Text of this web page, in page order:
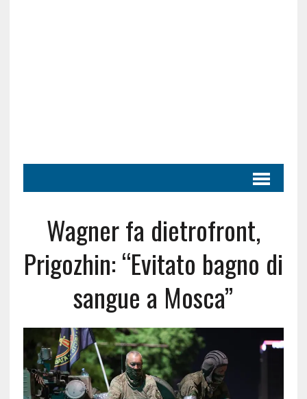
Wagner fa dietrofront,
Prigozhin: “Evitato bagno di
sangue a Mosca”